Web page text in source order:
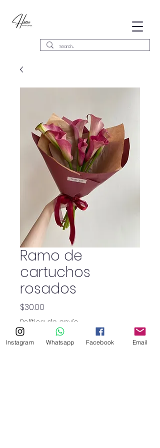
Ramo de
cartuchos
rosados
$30.00
Política de envío
Cantidad *
Instagram Whatsapp Facebook Email